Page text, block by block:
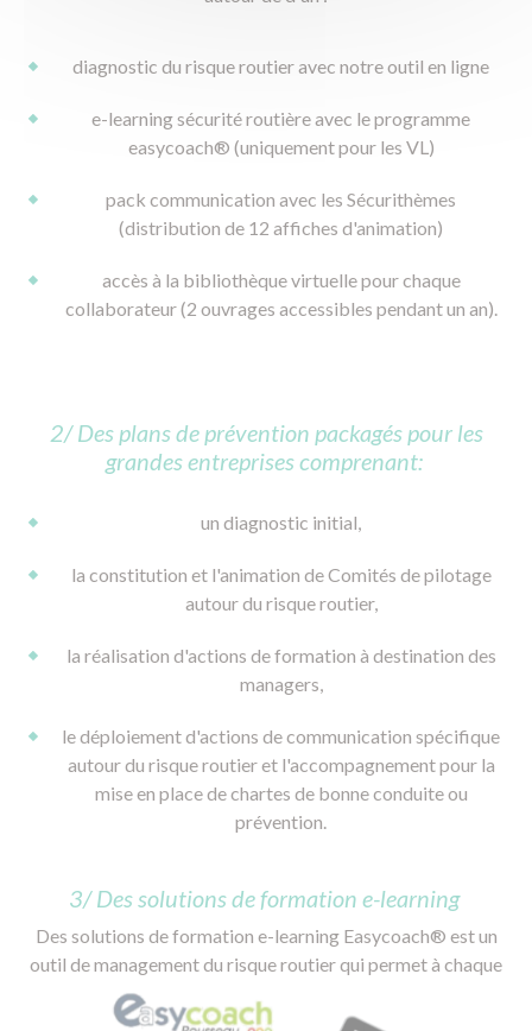
diagnostic du risque routier avec notre outil en ligne
e-learning sécurité routière avec le programme
easycoach® (uniquement pour les VL)
pack communication avec les Sécurithèmes
(distribution de 12 affiches d'animation)
accès à la bibliothèque virtuelle pour chaque
collaborateur (2 ouvrages accessibles pendant un an).
2/ Des plans de prévention packagés pour les
grandes entreprises comprenant:
un diagnostic initial,
la constitution et l'animation de Comités de pilotage
autour du risque routier,
la réalisation d'actions de formation à destination des
managers,
le déploiement d'actions de communication spécifique
autour du risque routier et l'accompagnement pour la
mise en place de chartes de bonne conduite ou
prévention.
3/ Des solutions de formation e-learning
Des solutions de formation e-learning Easycoach® est un
outil de management du risque routier qui permet à chaque